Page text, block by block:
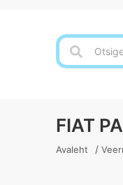
FIAT
Avaleht /